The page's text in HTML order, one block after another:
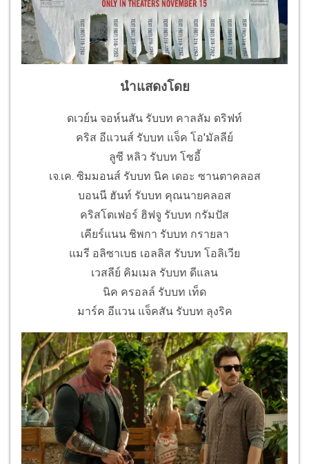
นำแสดงโดย
ดเวย์น จอห์นสัน รับบท คาลลัม ดริฟท์
คริส อีแวนส์ รับบท แจ็ค โอ'มัลลีย์
ลูซี หลิว รับบท โซอี้
เจ.เค. ซิมมอนส์ รับบท นิค เดอะ ซานตาคลอส
บอนนี ฮันท์ รับบท คุณนายคลอส
คริสโตเฟอร์ ฮิฟจู รับบท กรัมปัส
เคียร์แนน ชิพกา รับบท กรายลา
แมรี อลิซาเบธ เอลลิส รับบท โอลิเวีย
เวสลีย์ คิมเมล รับบท ดีแลน
นิค ครอลล์ รับบท เท็ด
มาร์ค อีแวน แจ็คสัน รับบท ลุงริค